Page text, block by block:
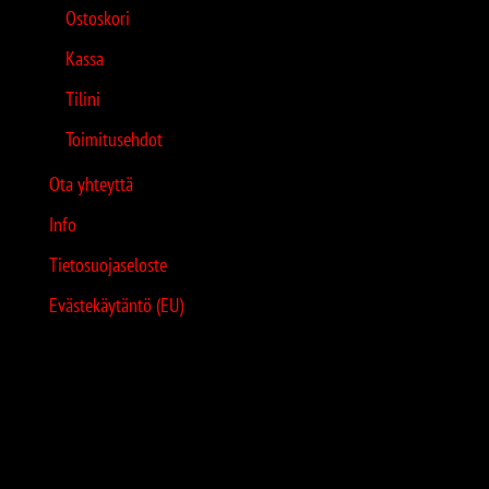
Ostoskori
Kassa
Tilini
Toimitusehdot
Ota yhteyttä
Info
Tietosuojaseloste
Evästekäytäntö (EU)